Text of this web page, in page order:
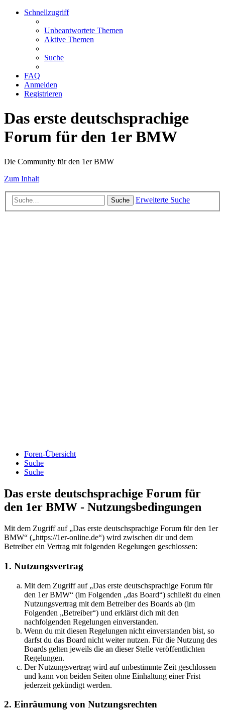
Schnellzugriff
Unbeantwortete Themen
Aktive Themen
Suche
FAQ
Anmelden
Registrieren
Das erste deutschsprachige
Forum für den 1er BMW
Die Community für den 1er BMW
Zum Inhalt
Suche Erweiterte Suche
Foren-Übersicht
Suche
Suche
Das erste deutschsprachige Forum für
den 1er BMW - Nutzungsbedingungen
Mit dem Zugriff auf „Das erste deutschsprachige Forum für den 1er
BMW“ („https://1er-online.de“) wird zwischen dir und dem
Betreiber ein Vertrag mit folgenden Regelungen geschlossen:
1. Nutzungsvertrag
Mit dem Zugriff auf „Das erste deutschsprachige Forum für
den 1er BMW“ (im Folgenden „das Board“) schließt du einen
Nutzungsvertrag mit dem Betreiber des Boards ab (im
Folgenden „Betreiber“) und erklärst dich mit den
nachfolgenden Regelungen einverstanden.
Wenn du mit diesen Regelungen nicht einverstanden bist, so
darfst du das Board nicht weiter nutzen. Für die Nutzung des
Boards gelten jeweils die an dieser Stelle veröffentlichten
Regelungen.
Der Nutzungsvertrag wird auf unbestimmte Zeit geschlossen
und kann von beiden Seiten ohne Einhaltung einer Frist
jederzeit gekündigt werden.
2. Einräumung von Nutzungsrechten